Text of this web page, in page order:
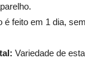
é feito em 1 dia,
Variedade de